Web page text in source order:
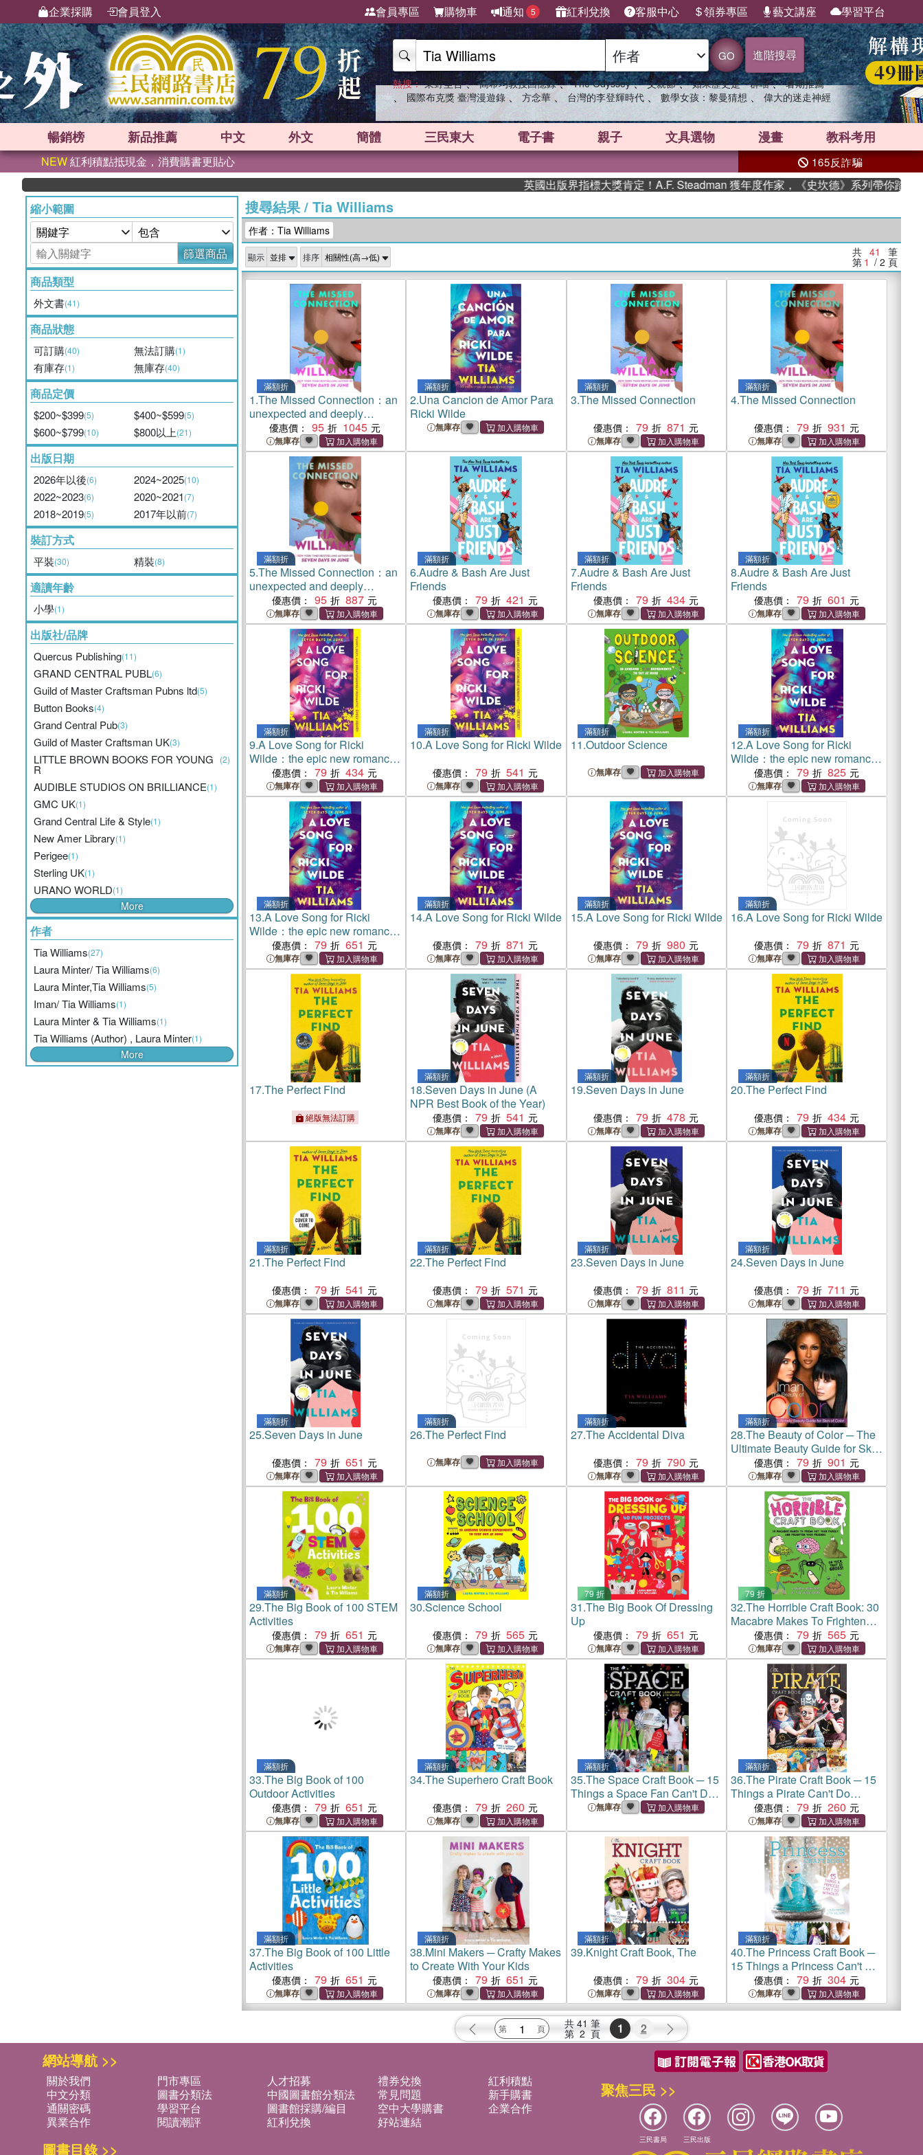
企業採購 會員登入 會員專區 購物車 通知 5 紅利兌換 客服中心 領券專區 藝文講座 學習平台
GO 進階搜尋
熱搜： 東野圭吾 、 高希均教授回憶錄 、 The Odyssey 、 父親節 、 如果歷史是一群喵 、 暑期推薦
、 國際布克獎 臺灣漫遊錄 、 方念華 、 台灣的李登輝時代 、 數學女孩：黎曼猜想 、 偉大的迷走神經
暢銷榜 新品推薦 中文 外文 簡體 三民東大 電子書 親子 文具選物 漫畫 教科考用
NEW紅利積點抵現金，消費購書更貼心 165反詐騙
英國出版界指標大獎肯定！A.F. Steadman 獲年度作家，《史坎德》系列帶你踏上熱血奇幻
縮小範圍
篩選商品
商品類型
外文書(41)
商品狀態
可訂購(40) 無法訂購(1)
有庫存(1) 無庫存(40)
商品定價
$200~$399(5) $400~$599(5)
$600~$799(10) $800以上(21)
出版日期
2026年以後(6) 2024~2025(10)
2022~2023(6) 2020~2021(7)
2018~2019(5) 2017年以前(7)
裝訂方式
平裝(30) 精裝(8)
適讀年齡
小學(1)
出版社/品牌
Quercus Publishing(11)
GRAND CENTRAL PUBL(6)
Guild of Master Craftsman Pubns ltd(5)
Button Books(4)
Grand Central Pub(3)
Guild of Master Craftsman UK(3)
LITTLE BROWN BOOKS FOR YOUNG
R
(2)
AUDIBLE STUDIOS ON BRILLIANCE(1)
GMC UK(1)
Grand Central Life & Style(1)
New Amer Library(1)
Perigee(1)
Sterling UK(1)
URANO WORLD(1)
More
作者
Tia Williams(27)
Laura Minter/ Tia Williams(6)
Laura Minter,Tia Williams(5)
Iman/ Tia Williams(1)
Laura Minter & Tia Williams(1)
Tia Williams (Author) , Laura Minter(1)
More
搜尋結果/ Tia Williams
作者：Tia Williams
顯示 排序 共 41 筆
第 1 / 2 頁
滿額折
1.The Missed Connection：an
unexpected and deeply
romantic love story from the
bestselling author
優惠價： 95 1045
無庫存
滿額折
2.Una Cancion de Amor Para
Ricki Wilde
無庫存
滿額折
3.The Missed Connection
優惠價： 79 871
無庫存
滿額折
4.The Missed Connection
優惠價： 79 931
無庫存
滿額折
5.The Missed Connection：an
unexpected and deeply
romantic love story from the
bestselling author
優惠價： 95 887
無庫存
滿額折
6.Audre & Bash Are Just
Friends
優惠價： 79 421
無庫存
滿額折
7.Audre & Bash Are Just
Friends
優惠價： 79 434
無庫存
滿額折
8.Audre & Bash Are Just
Friends
優惠價： 79 601
無庫存
滿額折
9.A Love Song for Ricki
Wilde：the epic new romance
from the author of Seven Days
in June
優惠價： 79 434
無庫存
滿額折
10.A Love Song for Ricki Wilde
優惠價： 79 541
無庫存
滿額折
11.Outdoor Science
無庫存
滿額折
12.A Love Song for Ricki
Wilde：the epic new romance
from the author of Seven Days
in June
優惠價： 79 825
無庫存
滿額折
13.A Love Song for Ricki
Wilde：the epic new romance
from the author of Seven Days
in June
優惠價： 79 651
無庫存
滿額折
14.A Love Song for Ricki Wilde
優惠價： 79 871
無庫存
滿額折
15.A Love Song for Ricki Wilde
優惠價： 79 980
無庫存
滿額折
16.A Love Song for Ricki Wilde
優惠價： 79 871
無庫存
17.The Perfect Find
絕版無法訂購
滿額折
18.Seven Days in June (A
NPR Best Book of the Year)
優惠價： 79 541
無庫存
滿額折
19.Seven Days in June
優惠價： 79 478
無庫存
滿額折
20.The Perfect Find
優惠價： 79 434
無庫存
滿額折
21.The Perfect Find
優惠價： 79 541
無庫存
滿額折
22.The Perfect Find
優惠價： 79 571
無庫存
滿額折
23.Seven Days in June
優惠價： 79 811
無庫存
滿額折
24.Seven Days in June
優惠價： 79 711
無庫存
滿額折
25.Seven Days in June
優惠價： 79 651
無庫存
滿額折
26.The Perfect Find
無庫存
滿額折
27.The Accidental Diva
優惠價： 79 790
無庫存
滿額折
28.The Beauty of Color ─ The
Ultimate Beauty Guide for Skin
of Color優惠價： 79 901
無庫存
滿額折
29.The Big Book of 100 STEM
Activities
優惠價： 79 651
無庫存
滿額折
30.Science School
優惠價： 79 565
無庫存
79 折
31.The Big Book Of Dressing
Up
優惠價： 79 651
無庫存
79 折
32.The Horrible Craft Book: 30
Macabre Makes To Frighten
Your Family And Freak Out
Your Friends
優惠價： 79 565
無庫存
滿額折
33.The Big Book of 100
Outdoor Activities
優惠價： 79 651
無庫存
滿額折
34.The Superhero Craft Book
優惠價： 79 260
無庫存
滿額折
35.The Space Craft Book ─ 15
Things a Space Fan Can't Do
Without!
無庫存
滿額折
36.The Pirate Craft Book ─ 15
Things a Pirate Can't Do
Without優惠價： 79 260
無庫存
滿額折
37.The Big Book of 100 Little
Activities
優惠價： 79 651
無庫存
滿額折
38.Mini Makers ─ Crafty Makes
to Create With Your Kids
優惠價： 79 651
無庫存
滿額折
39.Knight Craft Book, The
優惠價： 79 304
無庫存
滿額折
40.The Princess Craft Book ─
15 Things a Princess Can't Do
Without優惠價： 79 304
無庫存
共 41 筆
第 2 頁 1 2
網站導航 >>
關於我們 門市專區 人才招募 禮券兌換
紅利積點
中文分類
圖書分類法 中國圖書館分類法 常見問題
新手購書
通關密碼
學習平台 圖書館採購/編目 空中大學購書
企業合作
異業合作
閱讀潮評 紅利兌換 好站連結
圖書目錄 >>
聚焦三民 >>
三民書局 三民出版